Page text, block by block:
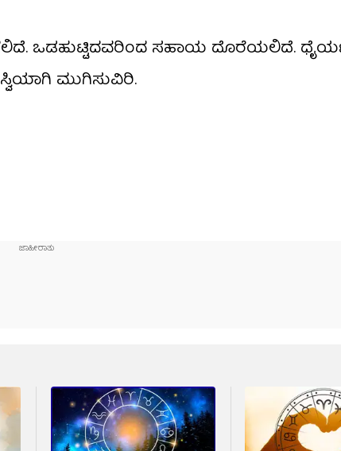
ಒಡಹುಟ್ಟಿದವರಿಂದ ಸಹಾಯ ದೊರೆಯಲಿದೆ.
ಮುಗಿಸುವಿರಿ.